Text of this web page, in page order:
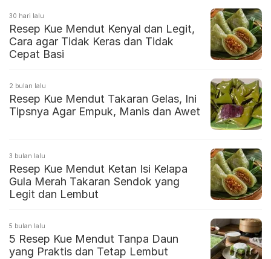
30 hari lalu
Resep Kue Mendut Kenyal dan Legit,
Cara agar Tidak Keras dan Tidak
Cepat Basi
2 bulan lalu
Resep Kue Mendut Takaran Gelas, Ini
Tipsnya Agar Empuk, Manis dan Awet
3 bulan lalu
Resep Kue Mendut Ketan Isi Kelapa
Gula Merah Takaran Sendok yang
Legit dan Lembut
5 bulan lalu
5 Resep Kue Mendut Tanpa Daun
yang Praktis dan Tetap Lembut